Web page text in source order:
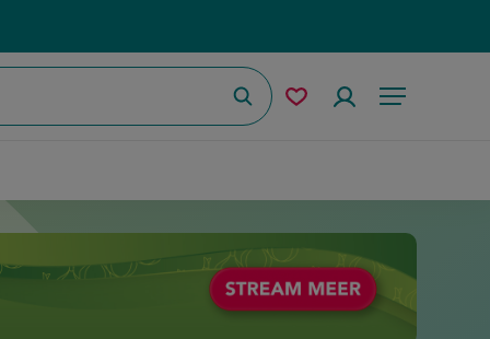
Menu
ZoekenMijn Accountmenu